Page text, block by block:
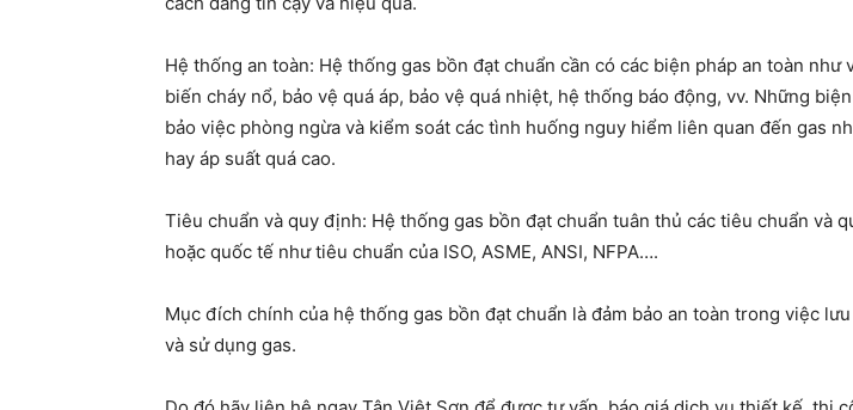
Hệ thống an toàn: Hệ thống gas bồn đạt chuẩn cần có các biện pháp an toàn như
biến cháy nổ, bảo vệ quá áp, bảo vệ quá nhiệt, hệ thống báo động, vv. Những
bảo việc phòng ngừa và kiểm soát các tình huống nguy hiểm liên quan đến gas
hay áp suất quá cao.
Tiêu chuẩn và quy định: Hệ thống gas bồn đạt chuẩn tuân thủ các tiêu chuẩn và
hoặc quốc tế như tiêu chuẩn của ISO, ASME, ANSI, NFPA….
Mục đích chính của hệ thống gas bồn đạt chuẩn là đảm bảo an toàn trong việc
và sử dụng gas.